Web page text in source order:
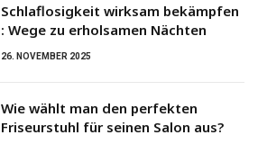
Schlaflosigkeit wirksam bekämpfen
: Wege zu erholsamen Nächten
26. NOVEMBER 2025
Wie wählt man den perfekten
Friseurstuhl für seinen Salon aus?